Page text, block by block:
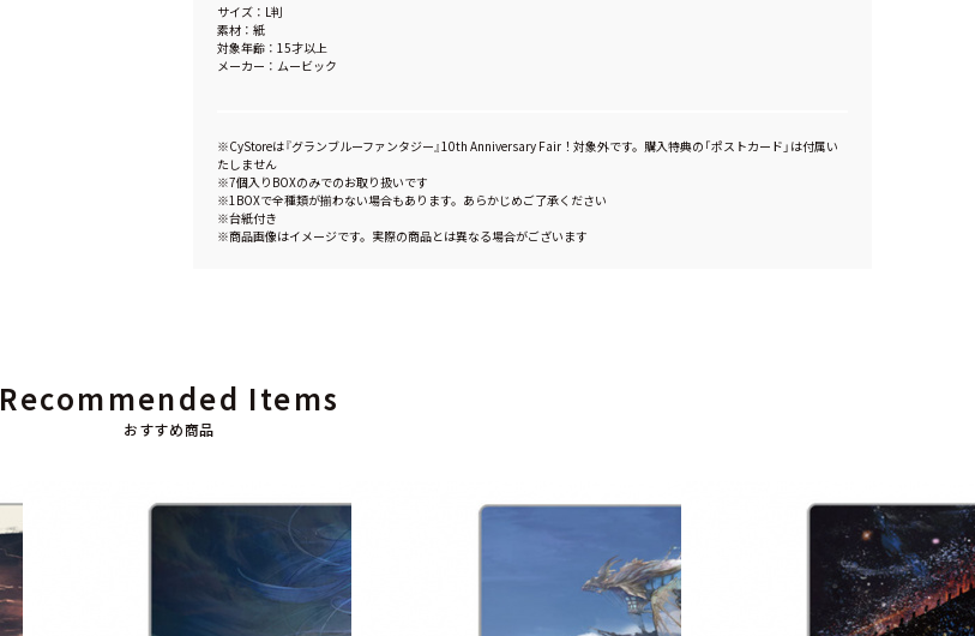
サイズ：L判
素材：紙
対象年齢：15才以上
メーカー：ムービック
※CyStoreは『グランブルーファンタジー』10th Anniversary Fair！対象外です。購入特典の「ポストカード」は付属い
たしません
※7個入りBOXのみでのお取り扱いです
※1BOXで全種類が揃わない場合もあります。あらかじめご了承ください
※台紙付き
※商品画像はイメージです。実際の商品とは異なる場合がございます
おすすめ商品
Recommended Items